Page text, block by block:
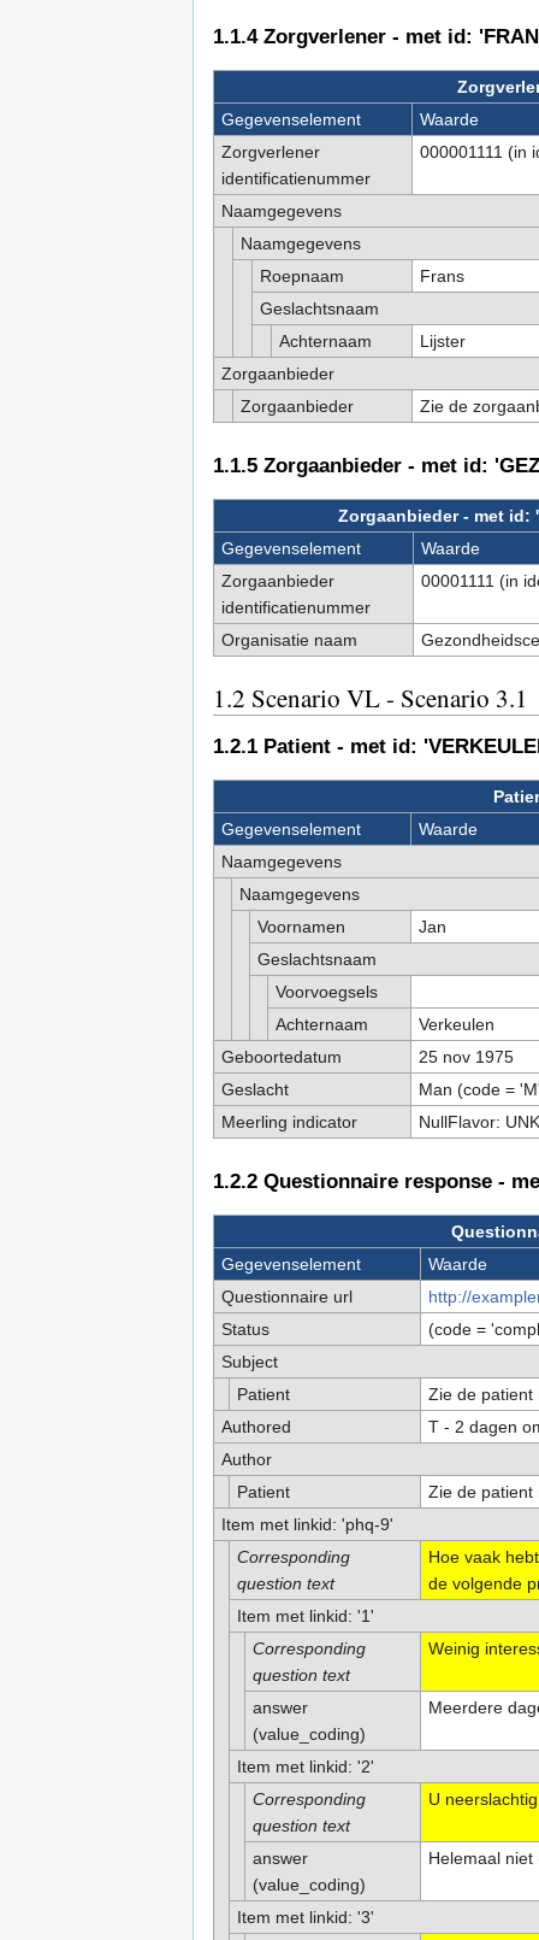
1.1.4Zorgverlener - met id:
Gegevenselement
Waarde
Zorgverlener
identificatienummer
000001111 (in
Naamgegevens
Naamgegevens
Roepnaam
Frans
Geslachtsnaam
Achternaam
Lijster
Zorgaanbieder
Zorgaanbieder
Zie de
1.1.5 Zorgaanbieder - met id:
Zorgaanbieder - met id:
Gegevenselement
Waarde
Zorgaanbieder
identificatienummer
00001111 (in
Organisatie naam
1.2 Scenario VL - Scenario 3.1
1.2.1 Patient - met id:
Gegevenselement
Waarde
Naamgegevens
Naamgegevens
Voornamen
Jan
Geslachtsnaam
Voorvoegsels
Achternaam
Verkeulen
Geboortedatum
25 nov 1975
Geslacht
Man (code =
Meerling indicator
NullFlavor: UNK
1.2.2 Questionnaire response -
Gegevenselement
Waarde
Questionnaire url
http://
Status
(code =
Subject
Patient
Zie de patient
Authored
T - 2 dagen
Author
Patient
Zie de patient
Item met linkid: 'phq-9'
Corresponding
question text
Hoe vaak
de volgende
Item met linkid: '1'
Corresponding
question text
Weinig
answer
(value_coding)
Meerdere
Item met linkid: '2'
Corresponding
question text
U
answer
(value_coding)
Helemaal niet
Item met linkid: '3'